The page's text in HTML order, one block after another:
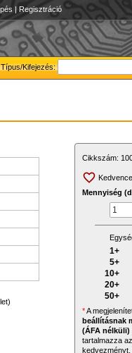
| Regisztráció
Típus/Kifejezés:
Cikkszám:
Mennyiség
1+
5+
10+
20+
50+
*A
beállításnak
(ÁFA nélküli)
tartalmazza